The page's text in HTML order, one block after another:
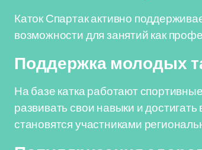
Каток Спартак активно
возможности для занятий как
Поддержка молодых
На базе катка работают
развивать свои навыки и
становятся участниками